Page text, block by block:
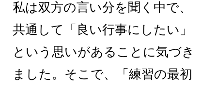
私は双方の言い分を聞く中で、
共通して「良い行事にしたい」
という思いがあることに気づき
ました。そこで、「練習の最初